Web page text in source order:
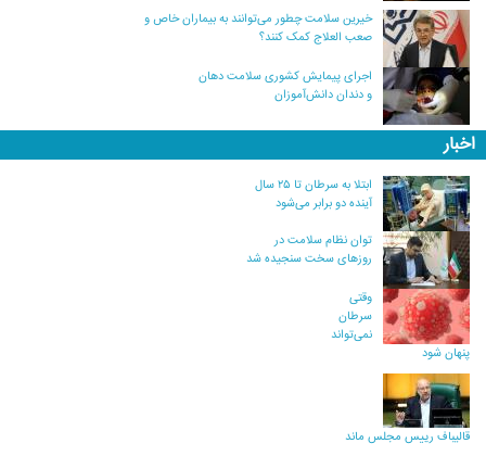
خیرین سلامت چطور می‌توانند به بیماران خاص و
صعب العلاج کمک کنند؟
اجرای پیمایش کشوری سلامت دهان
و دندان دانش‌آموزان
اخبار
ابتلا به سرطان تا ۲۵ سال
آینده دو برابر می‌شود
توان نظام سلامت در
روزهای سخت سنجیده شد
وقتی
سرطان
نمی‌تواند
پنهان شود
قالیباف رییس مجلس ماند